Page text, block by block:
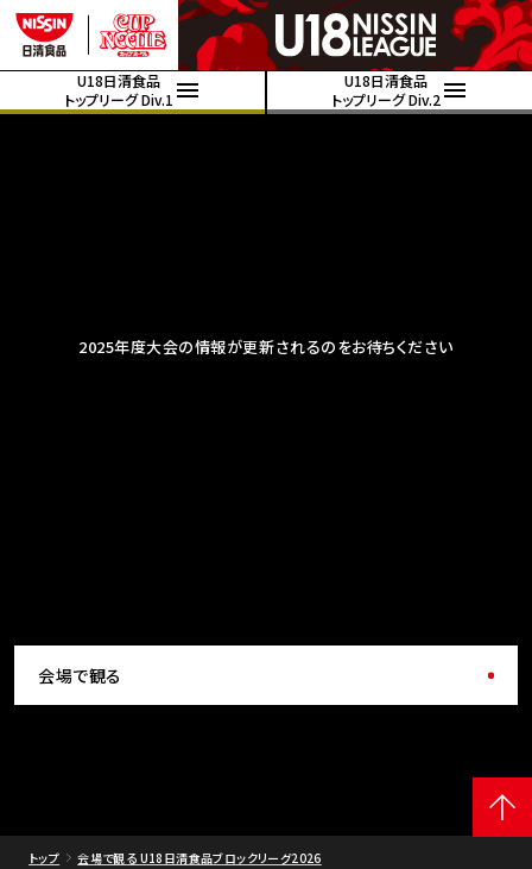
U18日清食品
トップリーグ Div.1
U18日清食品
トップリーグ Div.2
2025年度大会の情報が更新されるのをお待ちください
会場で観る
トップ 会場で観る U18日清食品ブロックリーグ2026